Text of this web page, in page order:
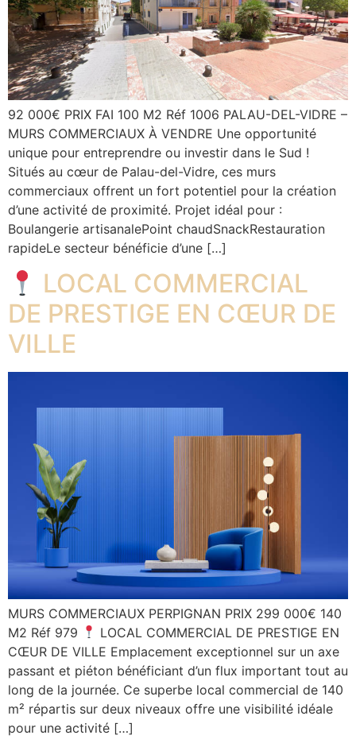
92 000€ PRIX FAI 100 M2 Réf 1006 PALAU-DEL-VIDRE –
MURS COMMERCIAUX À VENDRE Une opportunité
unique pour entreprendre ou investir dans le Sud !
Situés au cœur de Palau-del-Vidre, ces murs
commerciaux offrent un fort potentiel pour la création
d’une activité de proximité. Projet idéal pour :
Boulangerie artisanalePoint chaudSnackRestauration
rapideLe secteur bénéficie d’une […]
LOCAL COMMERCIAL
DE PRESTIGE EN CŒUR DE
VILLE
MURS COMMERCIAUX PERPIGNAN PRIX 299 000€ 140
M2 Réf 979
LOCAL COMMERCIAL DE PRESTIGE EN
CŒUR DE VILLE Emplacement exceptionnel sur un axe
passant et piéton bénéficiant d’un flux important tout au
long de la journée. Ce superbe local commercial de 140
m² répartis sur deux niveaux offre une visibilité idéale
pour une activité […]